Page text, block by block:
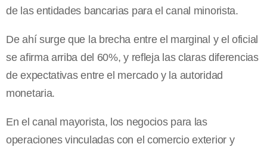
de las entidades bancarias para el canal minorista.
De ahí surge que la brecha entre el marginal y el oficial
se afirma arriba del 60%, y refleja las claras diferencias
de expectativas entre el mercado y la autoridad
monetaria.
En el canal mayorista, los negocios para las
operaciones vinculadas con el comercio exterior y